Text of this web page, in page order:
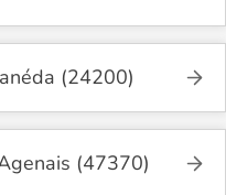
(24200)
(47370)